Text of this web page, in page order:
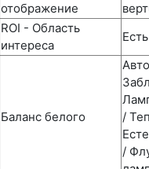
отображение
ROI - Область
интереса
Есть
Баланс белого
/
/